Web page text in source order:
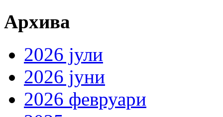
Архива
2026 јули
2026 јуни
2026 февруари